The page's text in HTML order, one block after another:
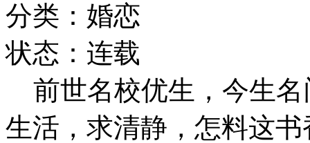
分类：婚恋
状态：连载
前世名校优生，今生名
生活，求清静，怎料这